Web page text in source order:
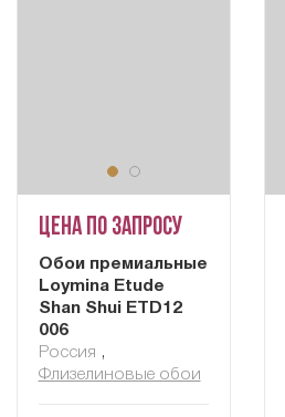
Цена по запросу
Обои премиальные
Loymina Etude
Shan Shui ETD12
006
Россия ,
Флизелиновые обои